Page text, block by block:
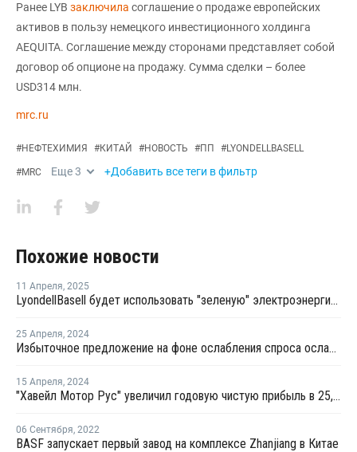
Ранее LYB заключила соглашение о продаже европейских
активов в пользу немецкого инвестиционного холдинга
AEQUITA. Соглашение между сторонами представляет собой
договор об опционе на продажу. Сумма сделки – более
USD314 млн.
mrc.ru
#НЕФТЕХИМИЯ #КИТАЙ #НОВОСТЬ #ПП #LYONDELLBASELL
#MRC Еще3 +Добавить все теги в фильтр
Похожие новости
11 Апреля, 2025
LyondellBasell будет использовать "зеленую" электроэнергию для полного обеспечения завода компаундирования ПП в Китае
25 Апреля, 2024
Избыточное предложение на фоне ослабления спроса ослабляет мировую химическую промышленность
15 Апреля, 2024
"Хавейл Мотор Рус" увеличил годовую чистую прибыль в 25,8 раза
06 Сентября, 2022
BASF запускает первый завод на комплексе Zhanjiang в Китае